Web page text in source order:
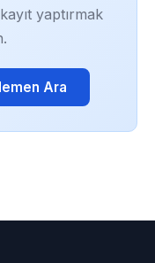
yaptırmak
Ara